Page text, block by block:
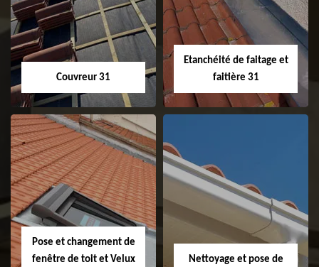
Couvreur 31
Couvreur 31
Etanchéité de faitage et
faitière 31
Etanchéité de
faitage et faitière
31
Pose et changement de
fenêtre de toit et Velux
Nettoyage et pose de